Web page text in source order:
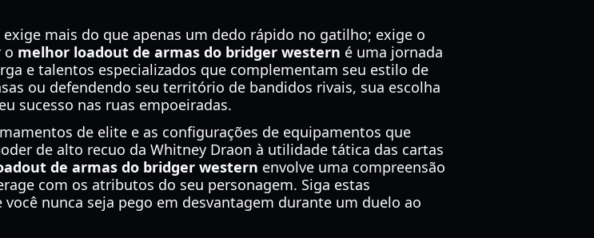
mais do que apenas um dedo rápido no gatilho; exige o
o melhor loadout de armas do bridger western é uma jornada
e talentos especializados que complementam seu estilo de
ou defendendo seu território de bandidos rivais, sua escolha
sucesso nas ruas empoeiradas.
de elite e as configurações de equipamentos que
de alto recuo da Whitney Draon à utilidade tática das cartas
de armas do bridger western envolve uma compreensão
com os atributos do seu personagem. Siga estas
nunca seja pego em desvantagem durante um duelo ao